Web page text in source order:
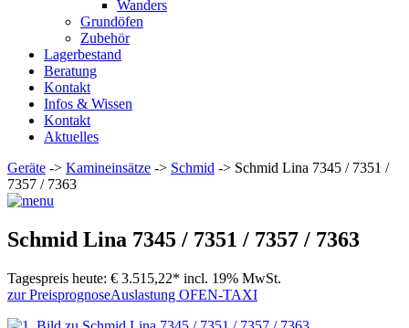
Wanders
Grundöfen
Zubehör
Lagerbestand
Beratung
Kontakt
Infos & Wissen
Kontakt
Aktuelles
Geräte -> Kamineinsätze -> Schmid -> Schmid Lina 7345 / 7351 /
7357 / 7363
Schmid Lina 7345 / 7351 / 7357 / 7363
Tagespreis heute: € 3.515,22* incl. 19% MwSt.
zur PreisprognoseAuslastung OFEN-TAXI